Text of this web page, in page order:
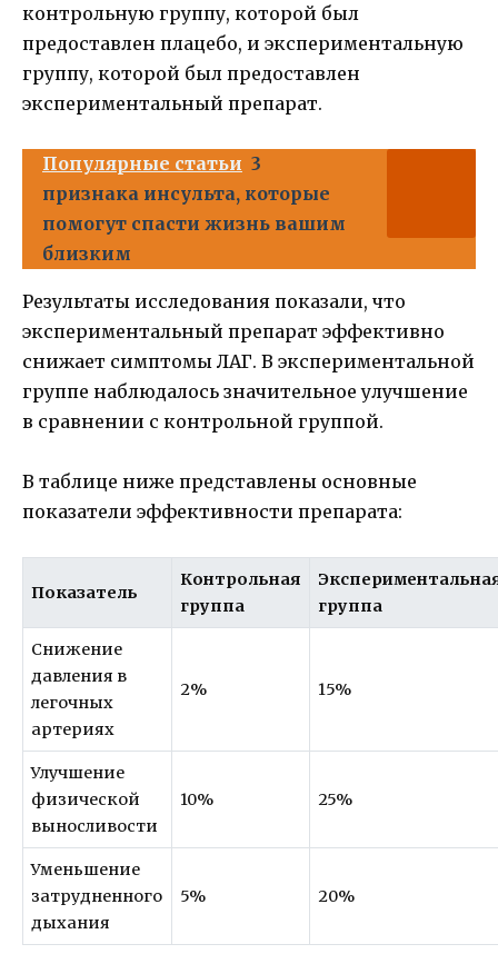
контрольную группу, которой был
предоставлен плацебо, и экспериментальную
группу, которой был предоставлен
экспериментальный препарат.
Популярные статьи 3
признака инсульта, которые
помогут спасти жизнь вашим
близким
Результаты исследования показали, что
экспериментальный препарат эффективно
снижает симптомы ЛАГ. В экспериментальной
группе наблюдалось значительное улучшение
в сравнении с контрольной группой.
В таблице ниже представлены основные
показатели эффективности препарата:
Показатель
Контрольная
группа
группа
Снижение
давления в
легочных
артериях
2% 15%
Улучшение
физической
выносливости
10% 25%
Уменьшение
затрудненного
дыхания
5% 20%